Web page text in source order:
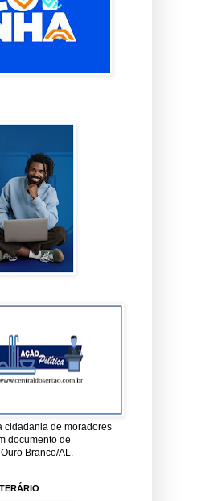
cidadania de moradores
documento de
Branco/AL.